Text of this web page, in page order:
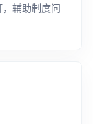
辅助制度问